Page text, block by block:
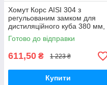
Хомут Корс AISI 304 з
регульованим замком для
дистиляційного куба 380 мм,
дзеркальне полірування,
товщина 1.2 мм
Готово до відправки
611,50 ₴ 1 223 ₴
Купити